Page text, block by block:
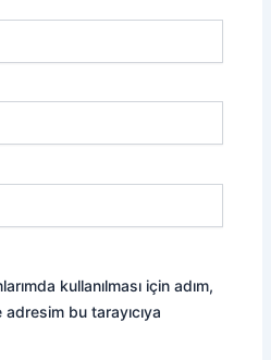
kullanılması için adım,
bu tarayıcıya